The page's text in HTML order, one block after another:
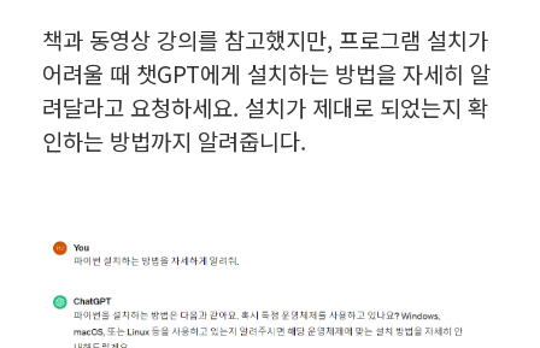
책과 동영상 강의를 참고했지만, 프로그램 설치가
어려울 때 챗GPT에게 설치하는 방법을 자세히 알
려달라고 요청하세요. 설치가 제대로 되었는지 확
인하는 방법까지 알려줍니다.